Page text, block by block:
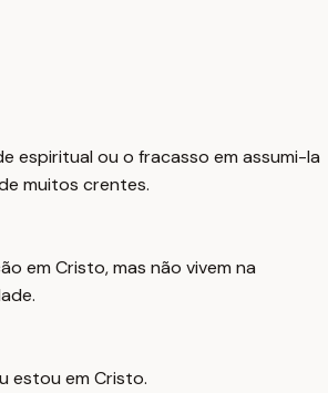
espiritual ou o fracasso em assumi-la
muitos crentes.
em Cristo, mas não vivem na
estou em Cristo.